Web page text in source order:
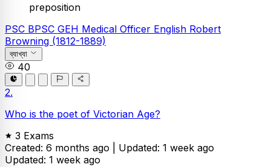
preposition
PSC BPSC GEH Medical Officer English Robert
Browning (1812-1889)
ব্যাখ্যা
40
2.
Who is the poet of Victorian Age?
3 Exams
Created: 6 months ago | Updated: 1 week ago
Updated: 1 week ago